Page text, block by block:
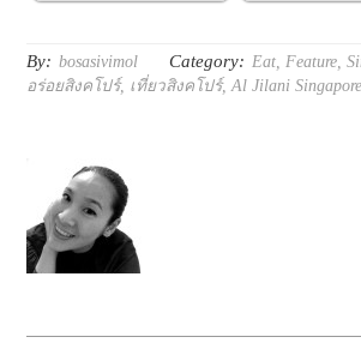
By: bosasivimol Category: Eat Feature ,
อร่อยสิงคโปร์, เที่ยวสิงคโปร์,Al Jilani Singapore